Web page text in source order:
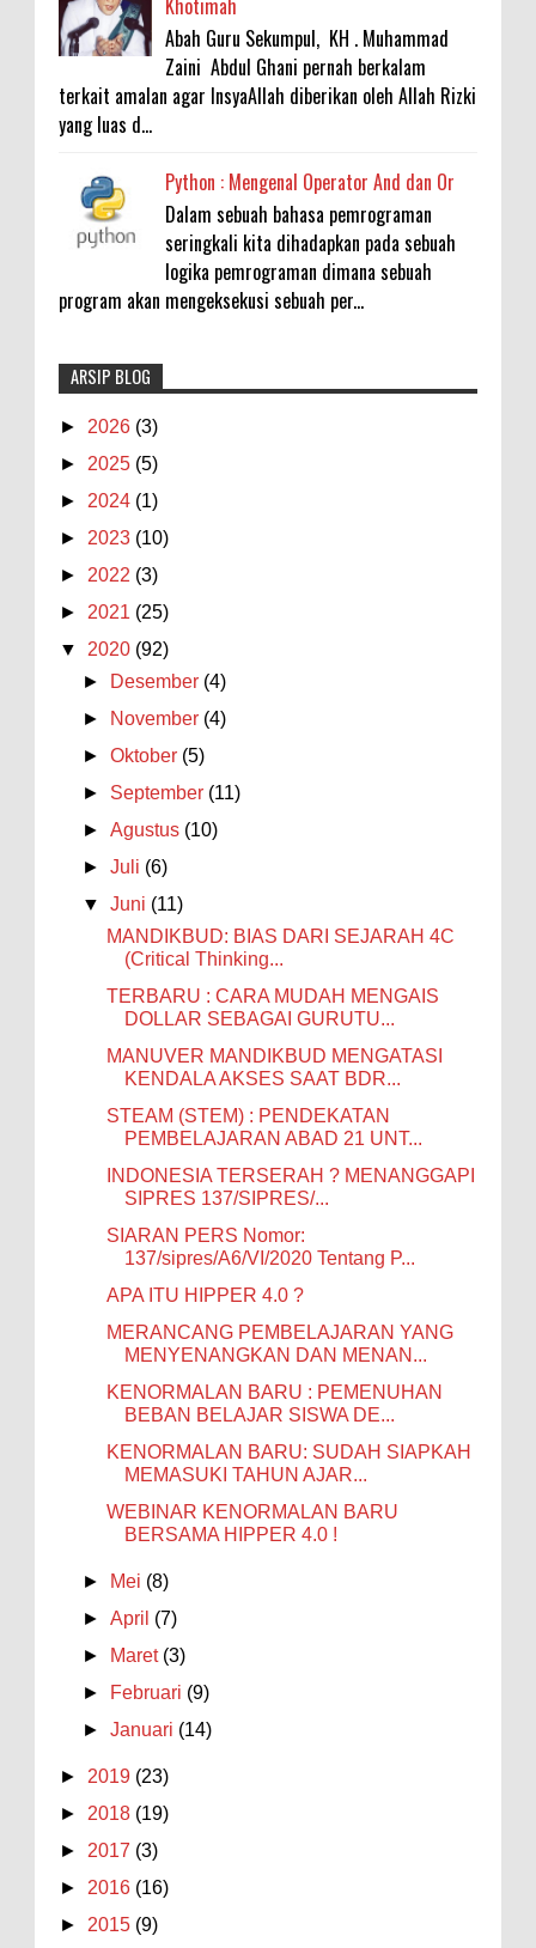
Khotimah
Abah Guru Sekumpul, KH . Muhammad
Zaini Abdul Ghani pernah berkalam
terkait amalan agar InsyaAllah diberikan oleh Allah Rizki
yang luas d...
Python : Mengenal Operator And dan Or
Dalam sebuah bahasa pemrograman
seringkali kita dihadapkan pada sebuah
logika pemrograman dimana sebuah
program akan mengeksekusi sebuah per...
CUACA PANAS MENYAMBUT SAYA DI
DELHI- 7/20/2026
Rendah Ditreatment dengan STEAM -
Interdisipliner
Belajar Jauh Lebih Penting dari Sekadar Nilai
Akhir- 3/6/2026
PENYATUAN ZONA WAKTU DI
NUSANTARA
PIKIR 1000 KALI UNTUK JADI KEPSEK :
PASCA PERMENDIKDASMEN NOMOR 7
Terimakasih atas
tanggapannya
menjelaskan ten...
- 5/30/2022
Belum ada- 5/22/2022
kalau untuk kelas XI mapel matematika apakah
- 5/11/2022
ARSIP BLOG
► 2026 (3)
► 2025 (5)
► 2024 (1)
► 2023 (10)
► 2022 (3)
► 2021 (25)
▼ 2020 (92)
►
Desember (4)
►
November (4)
►Oktober (5)
► September (11)
►Agustus (10)
►Juli (6)
▼Juni (11)
MANDIKBUD: BIAS DARI SEJARAH 4C
(Critical Thinking...
TERBARU : CARA MUDAH MENGAIS
DOLLAR SEBAGAI GURUTU...
MANUVER MANDIKBUD MENGATASI
KENDALA AKSES SAAT BDR...
STEAM (STEM) : PENDEKATAN
PEMBELAJARAN ABAD 21 UNT...
INDONESIA TERSERAH ? MENANGGAPI
SIPRES 137/SIPRES/...
SIARAN PERS Nomor:
137/sipres/A6/VI/2020 Tentang P...
APA ITU HIPPER 4.0 ?
MERANCANG PEMBELAJARAN YANG
MENYENANGKAN DAN MENAN...
KENORMALAN BARU : PEMENUHAN
BEBAN BELAJAR SISWA DE...
KENORMALAN BARU: SUDAH SIAPKAH
MEMASUKI TAHUN AJAR...
WEBINAR KENORMALAN BARU
BERSAMA HIPPER 4.0 !
► Mei (8)
►April (7)
►
Maret (3)
►
Februari (9)
►Januari (14)
► 2019 (23)
► 2018 (19)
► 2017 (3)
► 2016 (16)
► 2015 (9)